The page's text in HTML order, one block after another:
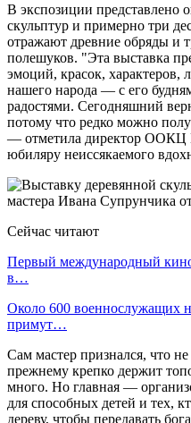
В экспозиции представлено
скульптур и примерно три
отражают древние обряды и
полешуков. "Эта выставка
эмоций, красок, характеров,
нашего народа — с его
радостями. Сегодняшний
потому что редко можно
— отметила директор ООКЦ
юбиляру неиссякаемого
Сейчас читают
Первый международный
в…
Около 600 военнослужащих
примут…
Сам мастер признался, что не
прежнему крепко держит
много. Но главная —
для способных детей и тех,
дереву, чтобы передавать